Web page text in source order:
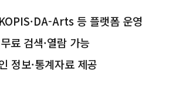
Arts 등 플랫폼 운영
료 검색·열람 가능
정보·통계자료 제공